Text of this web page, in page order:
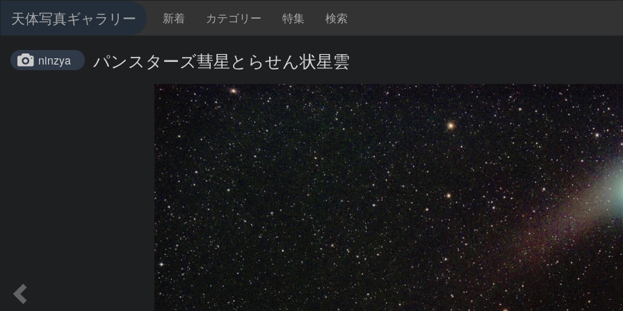
天体写真ギャラリー 新着 カテゴリー 特集 検索
ninzya パンスターズ彗星とらせん状星雲